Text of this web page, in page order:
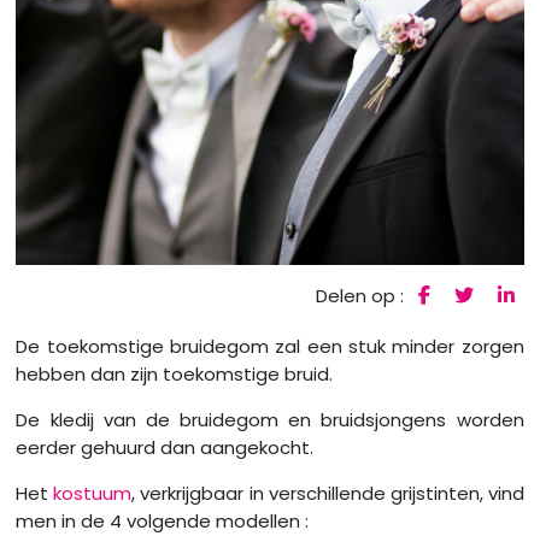
Delen op :
De toekomstige bruidegom zal een stuk minder zorgen
hebben dan zijn toekomstige bruid.
De kledij van de bruidegom en bruidsjongens worden
eerder gehuurd dan aangekocht.
Hetkostuum, verkrijgbaar in verschillende grijstinten, vind
men in de 4 volgende modellen :